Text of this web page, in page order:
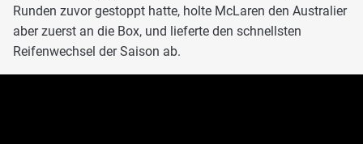
Runden zuvor gestoppt hatte, holte McLaren den Australier
aber zuerst an die Box, und lieferte den schnellsten
Reifenwechsel der Saison ab.